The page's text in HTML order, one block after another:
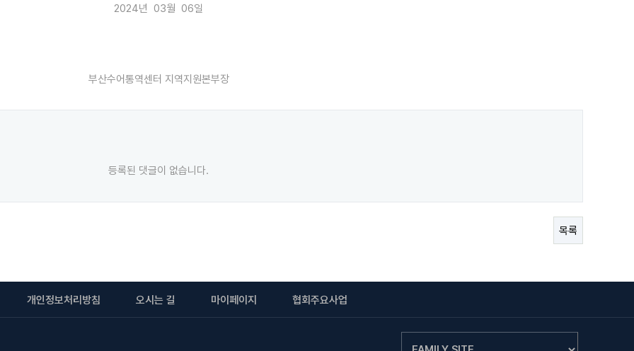
2024년 03월 06일
부산수어통역센터 지역지원본부장
등록된 댓글이 없습니다.
목록
개인정보처리방침 오시는 길 마이페이지 협회주요사업